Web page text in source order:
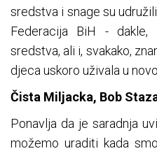
sredstva i snage su
Federacija BiH - dakle,
sredstva, ali i, svakako,
djeca uskoro uživala u
Čista Miljacka, Bob
Ponavlja da je saradnja
možemo uraditi kada